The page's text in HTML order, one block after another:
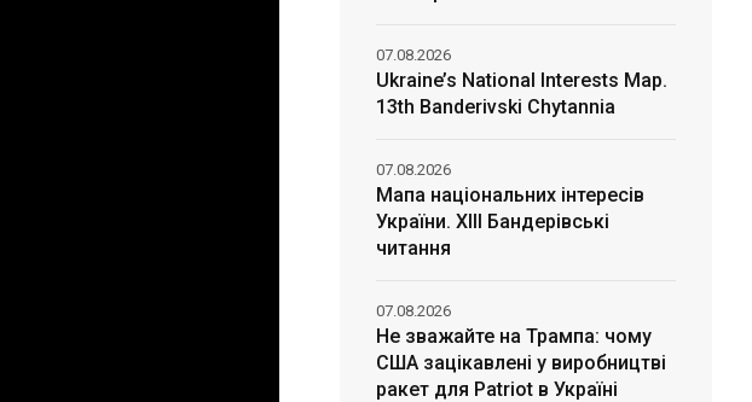
Ukraine’s National Interests Map.
13th Banderivski Chytannia
07.08.2026
Мапа національних інтересів
України. ХІІІ Бандерівські
читання
07.08.2026
Не зважайте на Трампа: чому
США зацікавлені у виробництві
ракет для Patriot в Україні
07.08.2026